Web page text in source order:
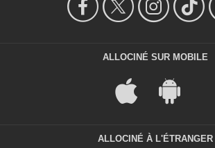
ALLOCINÉ SUR MOBILE
ALLOCINÉ À L'ÉTRANGER